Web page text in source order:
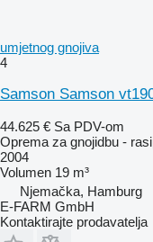
umjetnog gnojiva
4
Samson Samson
44.625 € Sa PDV-om
Oprema za gnojidbu -
2004
Volumen 19 m³
Njemačka, Hamburg
E-FARM GmbH
Kontaktirajte prodavatelja